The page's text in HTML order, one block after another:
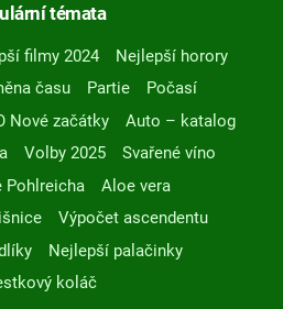
témata
filmy 2024
Nejlepší horory
času Partie
Počasí
Nové začátky
Auto – katalog
Volby 2025
Svařené víno
Pohlreicha
Aloe vera
Výpočet ascendentu
Nejlepší palačinky
koláč